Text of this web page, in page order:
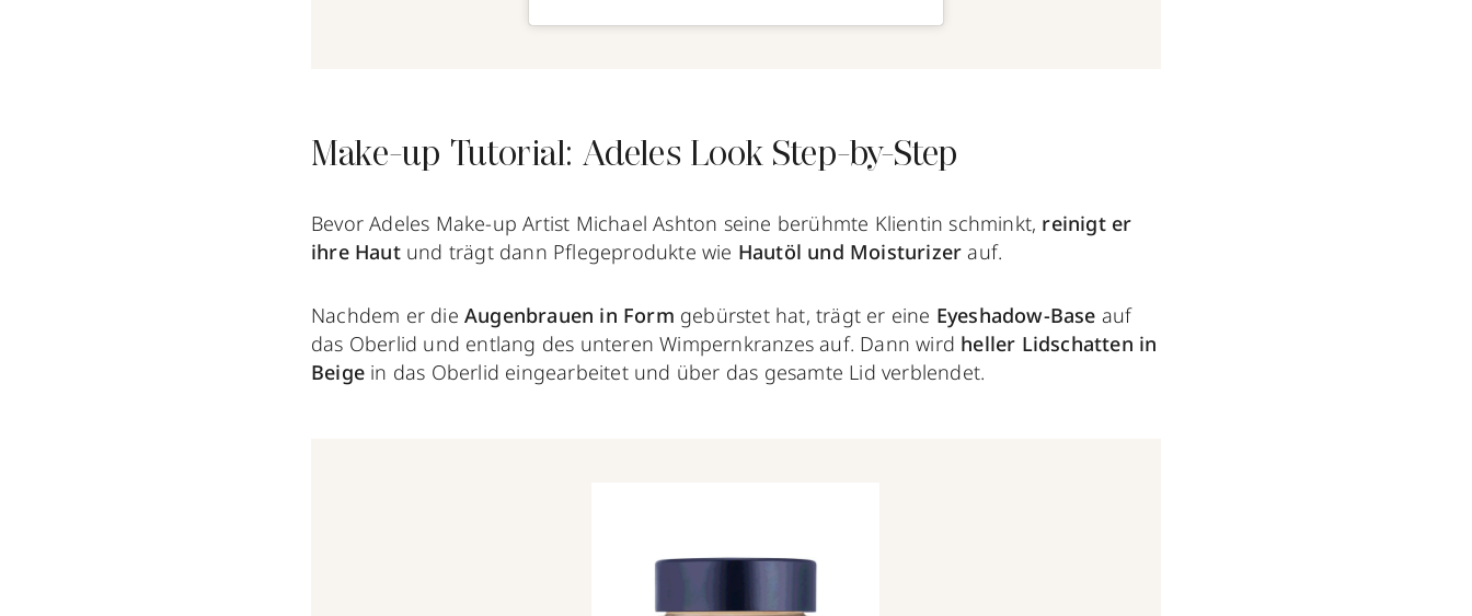
Make-up Tutorial: Adeles Look Step-by-Step
Bevor Adeles Make-up Artist Michael Ashton seine berühmte Klientin schminkt, reinigt er
ihre Haut und trägt dann Pflegeprodukte wie Hautöl und Moisturizer auf.
Nachdem er die Augenbrauen in Form gebürstet hat, trägt er eine Eyeshadow-Base auf
das Oberlid und entlang des unteren Wimpernkranzes auf. Dann wird heller Lidschatten in
Beige in das Oberlid eingearbeitet und über das gesamte Lid verblendet.